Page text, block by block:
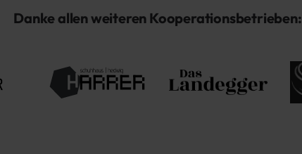
Danke allen weiteren Kooperationsbetrieben: